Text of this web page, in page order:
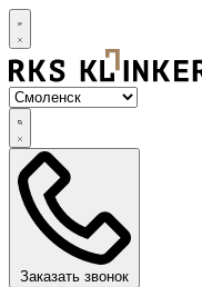
Заказать звонок